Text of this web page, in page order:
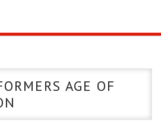
AGE OF